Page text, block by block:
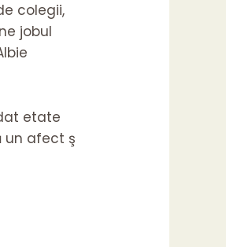
colegii,
jobul
etate
un afect ş